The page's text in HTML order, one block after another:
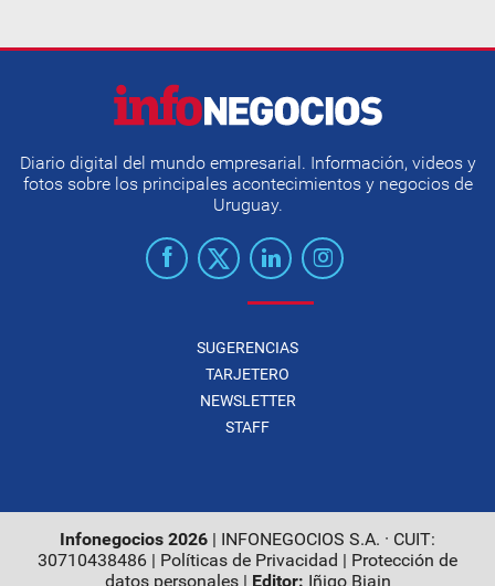
Diario digital del mundo empresarial. Información, videos y
fotos sobre los principales acontecimientos y negocios de
Uruguay.
SUGERENCIAS
TARJETERO
NEWSLETTER
STAFF
Infonegocios 2026 | INFONEGOCIOS S.A. · CUIT:
30710438486 | Políticas de Privacidad | Protección de
datos personales| Editor: Iñigo Biain